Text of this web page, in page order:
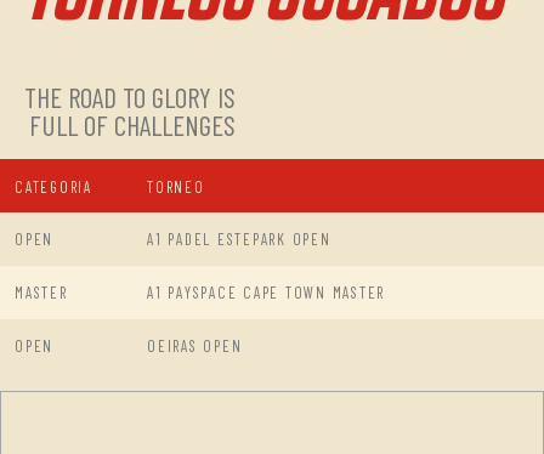
THE ROAD TO GLORY IS
FULL OF CHALLENGES
CATEGORIA TORNEO
OPEN A1 PADEL ESTEPARK OPEN
MASTER A1 PAYSPACE CAPE TOWN MASTER
OPEN OEIRAS OPEN